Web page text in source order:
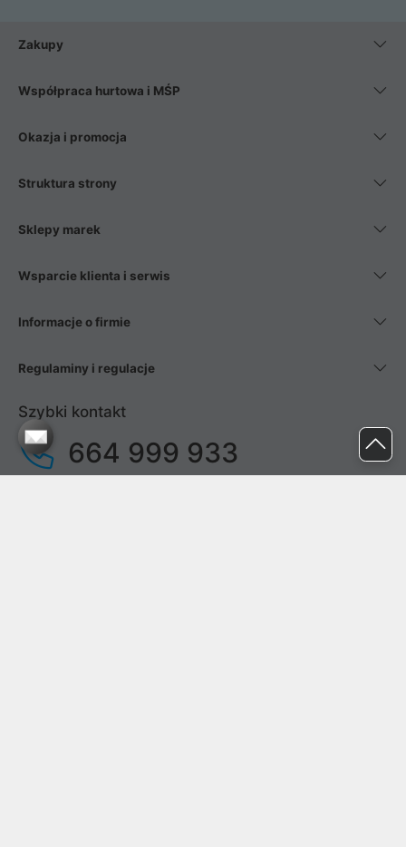
Zakupy
Współpraca hurtowa i MŚP
Okazja i promocja
Struktura strony
Sklepy marek
Wsparcie klienta i serwis
Informacje o firmie
Regulaminy i regulacje
Szybki kontakt
664 999 933